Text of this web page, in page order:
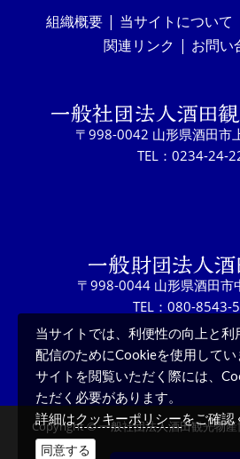
組織概要 当サイトについて
関連リンク
お問い
〒998-0042 山形県酒田市
TEL：0234-24-
〒998-0044 山形県酒田市
TEL：080-8543-
Copyright © 一般社団法人酒田観光物産
当サイトでは、利便性の向上と
配信のためにCookieを使用してい
サイトを閲覧いただく際には、
ただく必要があります。
詳細はクッキーポリシーをご確認
同意する